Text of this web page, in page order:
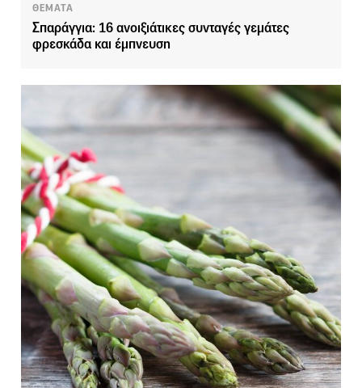
ΘΕΜΑΤΑ
Σπαράγγια: 16 ανοιξιάτικες συνταγές γεμάτες
φρεσκάδα και έμπνευση